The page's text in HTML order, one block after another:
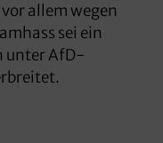
allem wegen
sei ein
unter AfD-